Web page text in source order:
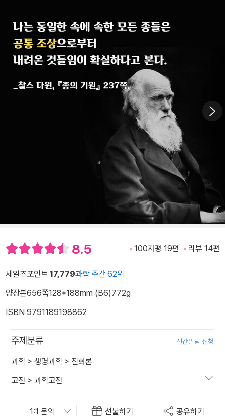
8.5 100자평 19편 리뷰 14편
세일즈포인트 17,779과학 주간 62위
양장본656쪽128*188mm (B6)772g
ISBN 9791189198862
주제분류 신간알림 신청
과학> 생명과학> 진화론
고전 > 과학고전
선물하기 공유하기